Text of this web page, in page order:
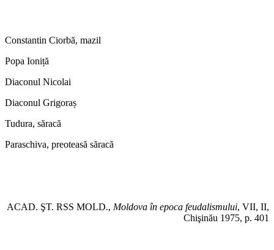
Constantin Ciorbă, mazil
Popa Ioniță
Diaconul Nicolai
Diaconul Grigoraș
Tudura, săracă
Paraschiva, preoteasă săracă
ACAD. ŞT. RSS MOLD., Moldova în epoca feudalismului, VII, II,
Chişinău 1975, p. 401